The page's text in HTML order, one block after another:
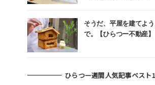
そうだ、平屋を建てよ
で。【ひらつー不動産】
ひらつー週間人気記事ベスト